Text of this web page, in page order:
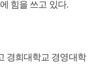
힘을 쓰고 있다.
경희대학교 경영대학